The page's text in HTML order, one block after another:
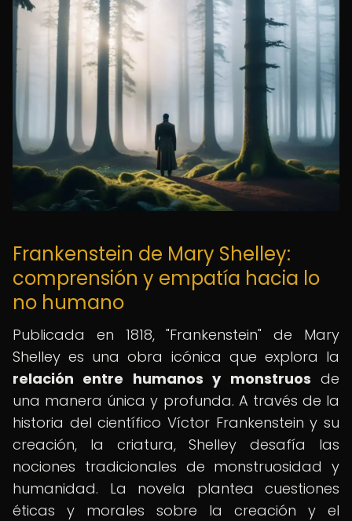
Frankenstein de Mary Shelley:
comprensión y empatía hacia lo
no humano
Publicada en 1818, "Frankenstein" de Mary
Shelley es una obra icónica que explora la
relación entre humanos y monstruos de
una manera única y profunda. A través de la
historia del científico Víctor Frankenstein y su
creación, la criatura, Shelley desafía las
nociones tradicionales de monstruosidad y
humanidad. La novela plantea cuestiones
éticas y morales sobre la creación y el